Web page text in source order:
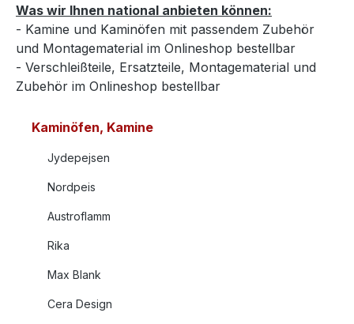
Was wir Ihnen national anbieten können:
- Kamine und Kaminöfen mit passendem Zubehör
und Montagematerial im Onlineshop bestellbar
- Verschleißteile, Ersatzteile, Montagematerial und
Zubehör im Onlineshop bestellbar
Kaminöfen, Kamine
Jydepejsen
Nordpeis
Austroflamm
Rika
Max Blank
Cera Design